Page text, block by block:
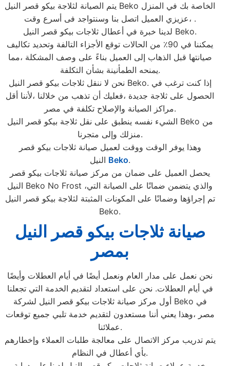
يتم الصيانة لثلاجة بيكو قصر النيل Beko الخاصة بك في المنزل
،عزيزي العميل اتصل بنا وسنتواجد فى أسرع وقت.
لدينا خبرة في أعطال ثلاجات بيكو قصر النيل Beko.
يمكننا في 90٪ من الحالات توقع الأجزاء التالفة وتحديد تكاليف
صيانتها قبل الذهاب إلى العميل بناءً على وصف المشكلة ،مما
يمنحه الطمأنينة بشأن التكلفة.
نحن لا ننقل ثلاجات بيكو قصر النيل Beko. إذا كنت ترغب في
الحصول على ثلاجة جديدة ،فعليك أن تذهب من خلالنا ،لأننا أقل
مراكز الصيانة والإصلاح تكلفة في مصر.
الشيء نفسه ينطبق على نقل ثلاجة بيكو قصر النيل Beko من
منزلك وإلى متجرنا.
وهذا يوفر الوقت ووقت لعميل صيانة ثلاجات بيكو قصر
Beko.
يحصل العميل على ضمان من مركز صيانة ثلاجات بيكو قصر
النيل Beko No Frost ،والذي يتضمن ضمانًا على الصيانة التي
تم إجراؤها وضمانًا على المكونات المثبتة لثلاجة بيكو قصر النيل
Beko.
صيانة ثلاجات بيكو قصر النيل
بمصر
نحن نعمل على مدار العام ونعمل أيضًا في أيام العطلات وأيضًا
في أيام العطلات. نحن على استعداد لتقديم الخدمة التي تجعلنا
أول مركز صيانة ثلاجات بيكو قصر النيل لشركة Beko في
مصر ،وهذا يعني أننا مستعدون لتقديم خدمة تلبي جميع توقعات
عملائنا.
يتم تدريب مركز الاتصال على معالجة طلبات العملاء وإخطارهم
بأي أعطال في النظام.